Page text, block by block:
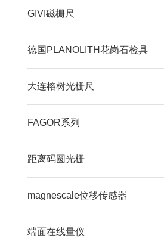
GIVI磁栅尺
德国PLANOLITH花岗石检具
大连榕树光栅尺
FAGOR系列
距离码圆光栅
magnescale位移传感器
端面在线量仪